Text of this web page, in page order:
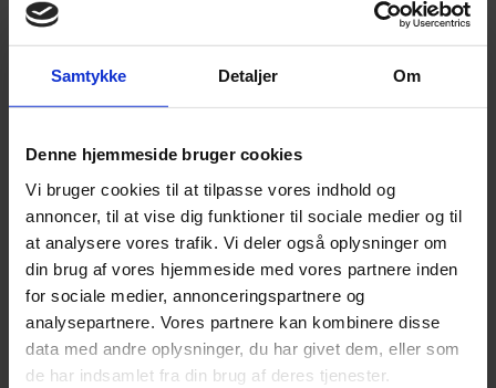
Samtykke Detaljer Om
Denne hjemmeside bruger cookies
Vi bruger cookies til at tilpasse vores indhold og
annoncer, til at vise dig funktioner til sociale medier og til
at analysere vores trafik. Vi deler også oplysninger om
din brug af vores hjemmeside med vores partnere inden
for sociale medier, annonceringspartnere og
analysepartnere. Vores partnere kan kombinere disse
data med andre oplysninger, du har givet dem, eller som
de har indsamlet fra din brug af deres tjenester.
KFST har allerede kompetence til at lave
erhvervssektorundersøgelser, mendet nye værktøj
indebærer muligheden for at påbyde virksomheder
en virksomhed, men der vil ikke kunne udstedes
strukturelle påbud som led i en
markedsefterforskning.
Nye principper for beregning af
bøder ved overtrædelse af